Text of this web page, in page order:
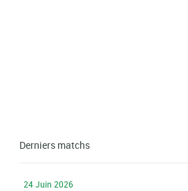
Derniers matchs
24 Juin 2026